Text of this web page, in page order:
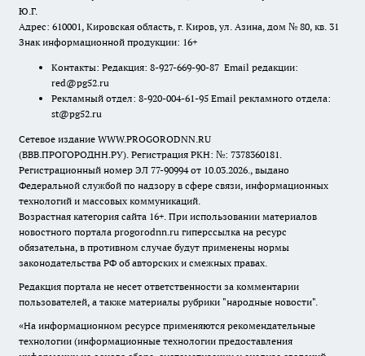
Ю.Г.
Адрес: 610001, Кировская область, г. Киров, ул. Азина, дом № 80, кв. 31
Знак информационной продукции: 16+
Контакты: Редакция: 8-927-669-90-87 Email редакции:
red@pg52.ru
Рекламный отдел: 8-920-004-61-95 Email рекламного отдела:
st@pg52.ru
Сетевое издание WWW.PROGORODNN.RU
(ВВВ.ПРОГОРОДНН.РУ). Регистрация РКН: №: 7378360181.
Регистрационный номер ЭЛ 77-90994 от 10.03.2026., выдано
Федеральной службой по надзору в сфере связи, информационных
технологий и массовых коммуникаций.
Возрастная категория сайта 16+. При использовании материалов
новостного портала progorodnn.ru гиперссылка на ресурс
обязательна, в противном случае будут применены нормы
законодательства РФ об авторских и смежных правах.
Редакция портала не несет ответственности за комментарии
пользователей, а также материалы рубрики "народные новости".
«На информационном ресурсе применяются рекомендательные
технологии (информационные технологии предоставления